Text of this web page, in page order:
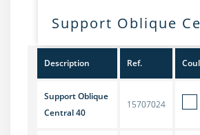
Support Oblique
Description Ref.
Support Oblique
Central 40
15707024